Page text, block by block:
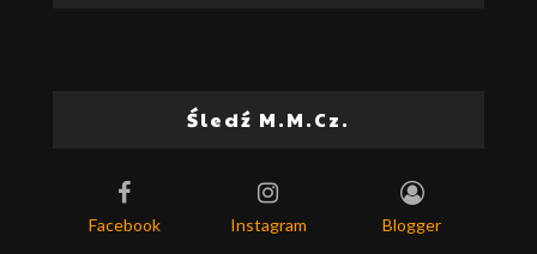
Śledź M.M.Cz.
Facebook Instagram Blogger